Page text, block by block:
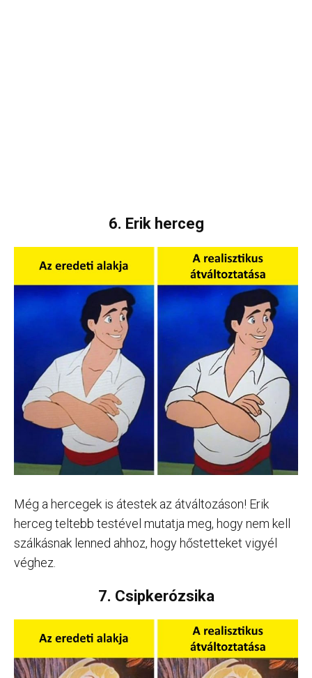
6. Erik herceg
Még a hercegek is átestek az átváltozáson! Erik
herceg teltebb testével mutatja meg, hogy nem kell
szálkásnak lenned ahhoz, hogy hőstetteket vigyél
véghez.
7. Csipkerózsika